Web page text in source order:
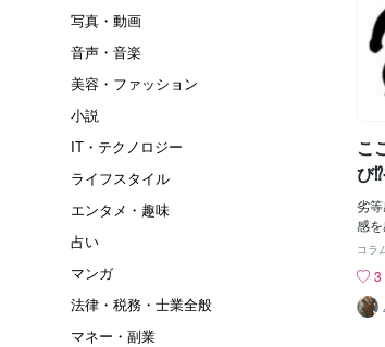
写真・動画
音声・音楽
美容・ファッション
小説
IT・テクノロジー
ライフスタイル
エンタメ・趣味
占い
マンガ
法律・税務・士業全般
マネー・副業
こ
び
劣
感
で
は
こ
等
コラ
3